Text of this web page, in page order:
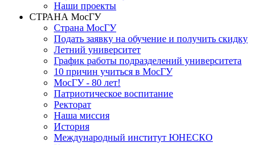
Наши проекты
СТРАНА МосГУ
Страна МосГУ
Подать заявку на обучение и получить скидку
Летний университет
График работы подразделений университета
10 причин учиться в МосГУ
МосГУ - 80 лет!
Патриотическое воспитание
Ректорат
Наша миссия
История
Международный институт ЮНЕСКО